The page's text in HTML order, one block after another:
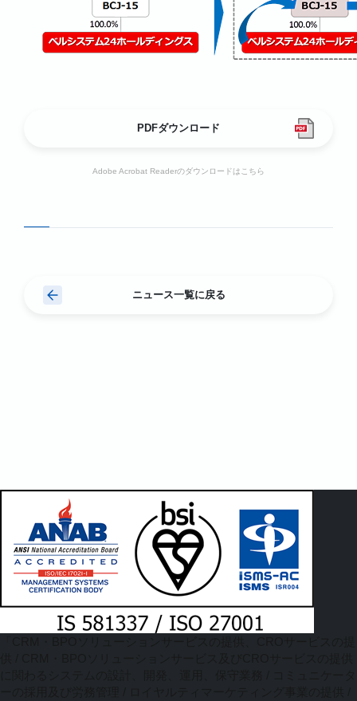
PDFダウンロード
Adobe Acrobat Readerのダウンロードはこちら
ニュース一覧に戻る